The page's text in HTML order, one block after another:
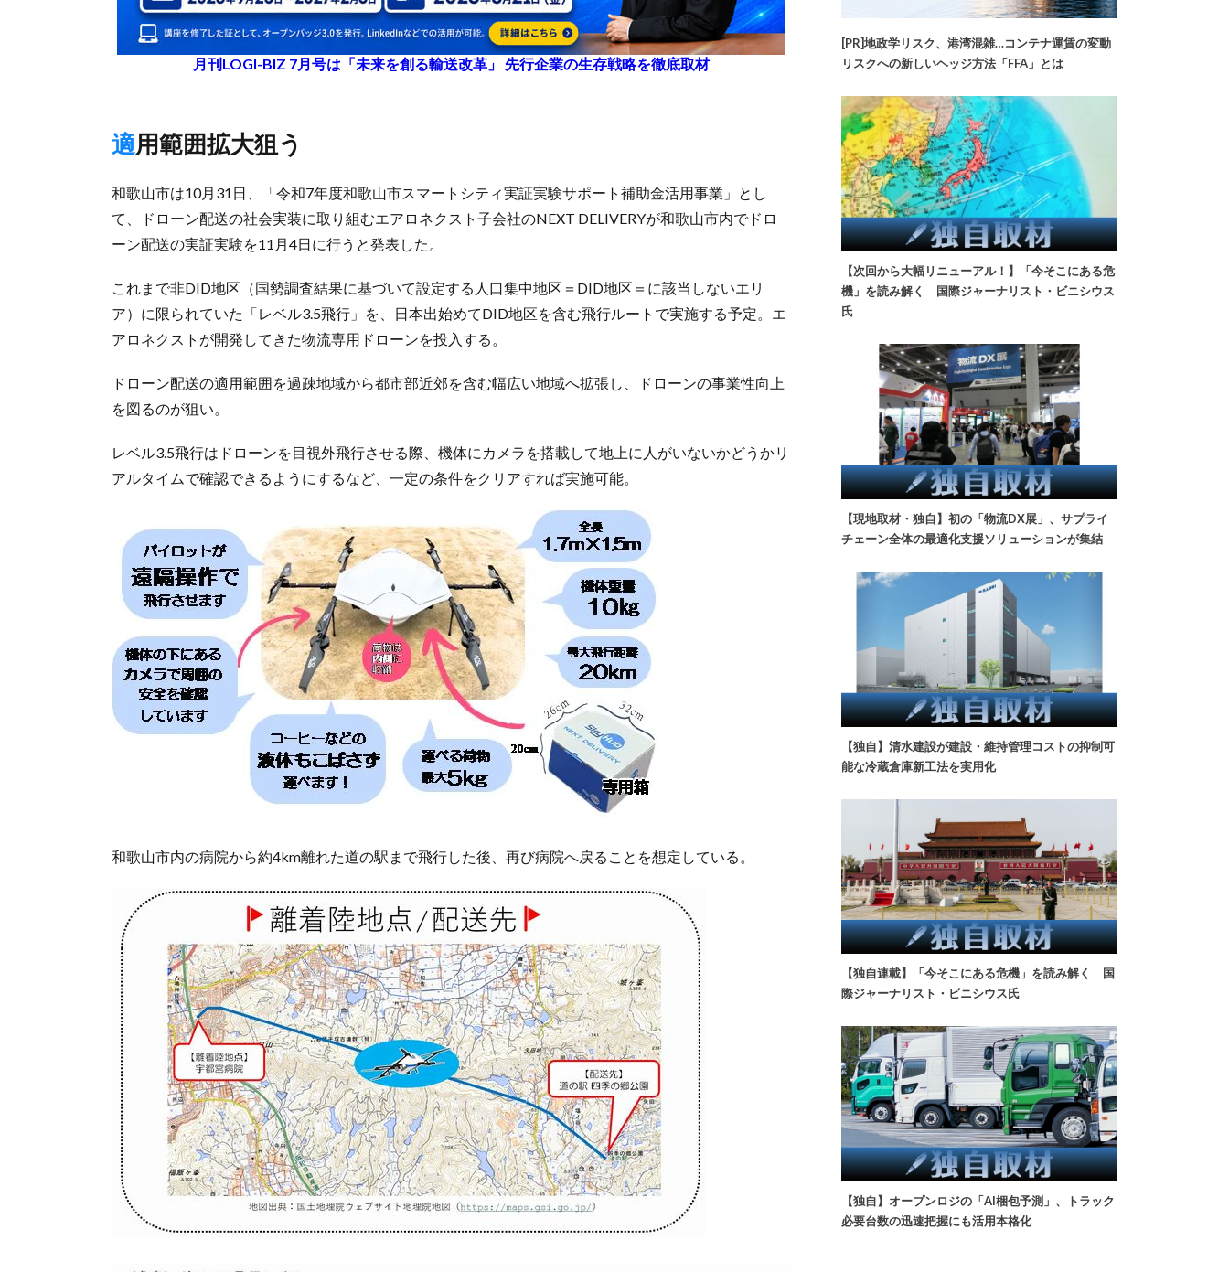
月刊LOGI-BIZ 7月号は「未来を創る輸送改革」 先行企業の生存戦略を徹底取材
適用範囲拡大狙う
和歌山市は10月31日、「令和7年度和歌山市スマートシティ実証実験サポート補助金活用事業」とし
て、ドローン配送の社会実装に取り組むエアロネクスト子会社のNEXT DELIVERYが和歌山市内でドロ
ーン配送の実証実験を11月4日に行うと発表した。
これまで非DID地区（国勢調査結果に基づいて設定する人口集中地区＝DID地区＝に該当しないエリ
ア）に限られていた「レベル3.5飛行」を、日本出始めてDID地区を含む飛行ルートで実施する予定。エ
アロネクストが開発してきた物流専用ドローンを投入する。
ドローン配送の適用範囲を過疎地域から都市部近郊を含む幅広い地域へ拡張し、ドローンの事業性向上
を図るのが狙い。
レベル3.5飛行はドローンを目視外飛行させる際、機体にカメラを搭載して地上に人がいないかどうかリ
アルタイムで確認できるようにするなど、一定の条件をクリアすれば実施可能。
和歌山市内の病院から約4km離れた道の駅まで飛行した後、再び病院へ戻ることを想定している。
[PR]地政学リスク、港湾混雑…コンテナ運賃の変動
リスクへの新しいヘッジ方法「FFA」とは
【次回から大幅リニューアル！】「今そこにある危
機」を読み解く 国際ジャーナリスト・ビニシウス
氏
【現地取材・独自】初の「物流DX展」、サプライ
チェーン全体の最適化支援ソリューションが集結
【独自】清水建設が建設・維持管理コストの抑制可
能な冷蔵倉庫新工法を実用化
【独自連載】「今そこにある危機」を読み解く 国
際ジャーナリスト・ビニシウス氏
【独自】オープンロジの「AI梱包予測」、トラック
必要台数の迅速把握にも活用本格化